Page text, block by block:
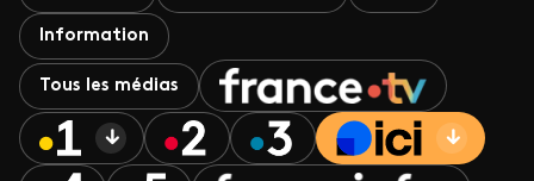
Information
Tous les médias